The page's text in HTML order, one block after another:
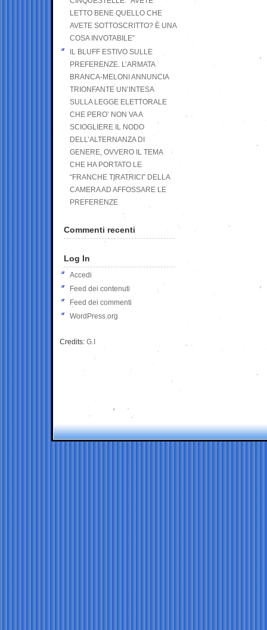
LETTO BENE QUELLO CHE
AVETE SOTTOSCRITTO? È UNA
COSA INVOTABILE”
IL BLUFF ESTIVO SULLE
PREFERENZE. L’ARMATA
BRANCA-MELONI ANNUNCIA
TRIONFANTE UN’INTESA
SULLA LEGGE ELETTORALE
CHE PERO’ NON VA A
SCIOGLIERE IL NODO
DELL’ALTERNANZA DI
GENERE, OVVERO IL TEMA
CHE HA PORTATO LE
“FRANCHE TIRATRICI” DELLA
CAMERA AD AFFOSSARE LE
PREFERENZE
Commenti recenti
Log In
Accedi
Feed dei contenuti
Feed dei commenti
WordPress.org
Credits: G.I